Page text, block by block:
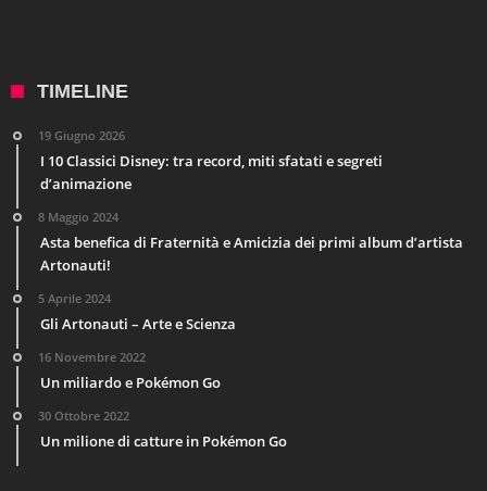
TIMELINE
19 Giugno 2026
I 10 Classici Disney: tra record, miti sfatati e segreti
d’animazione
8 Maggio 2024
Asta benefica di Fraternità e Amicizia dei primi album d’artista
Artonauti!
5 Aprile 2024
Gli Artonauti – Arte e Scienza
16 Novembre 2022
Un miliardo e Pokémon Go
30 Ottobre 2022
Un milione di catture in Pokémon Go